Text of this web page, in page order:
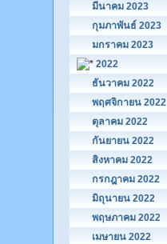
มีนาคม 2023
กุมภาพันธ์ 2023
มกราคม 2023
2022
ธันวาคม 2022
พฤศจิกายน 2022
ตุลาคม 2022
กันยายน 2022
สิงหาคม 2022
กรกฎาคม 2022
มิถุนายน 2022
พฤษภาคม 2022
เมษายน 2022